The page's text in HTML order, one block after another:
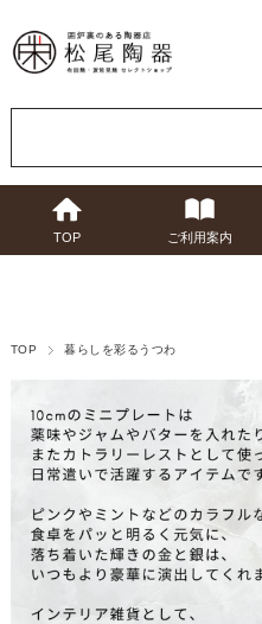
TOP ご利用案内
TOP 暮らしを彩るうつわ